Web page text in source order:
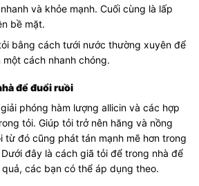
và khỏe mạnh. Cuối cùng là lấp
bề mặt.
bằng cách tưới nước thường xuyên để
cách nhanh chóng.
để đuổi ruồi
phóng hàm lượng allicin và các hợp
tỏi. Giúp tỏi trở nên hăng và nồng
từ đó cũng phát tán mạnh mẽ hơn trong
đây là cách giã tỏi để trong nhà để
các bạn có thể áp dụng theo.